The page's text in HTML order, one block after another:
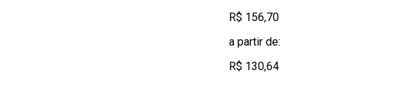
R$ 156,70
a partir de:
R$ 130,64